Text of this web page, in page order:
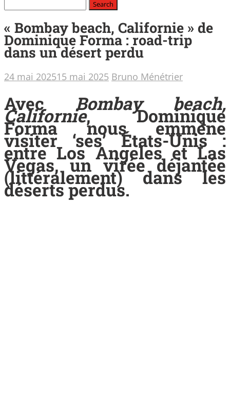
« Bombay beach, Californie » de
Dominique Forma : road-trip
dans un désert perdu
24 mai 202515 mai 2025 Bruno Ménétrier
Avec Bombay beach,
Californie, Dominique
Forma nous emmène
visiter ‘ses’ États-Unis :
entre Los Angeles et Las
Vegas, un virée déjantée
(littéralement) dans les
déserts perdus.